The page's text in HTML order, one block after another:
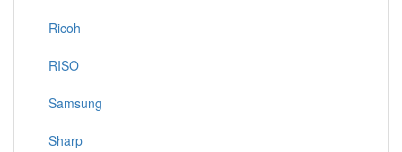
Ricoh
RISO
Samsung
Sharp